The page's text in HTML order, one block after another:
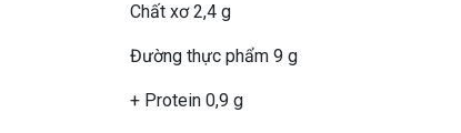
Chất xơ 2,4 g
Đường thực phẩm 9 g
+ Protein 0,9 g